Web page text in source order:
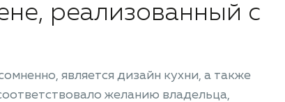
реализованный с
является дизайн кухни, а также
желанию владельца,